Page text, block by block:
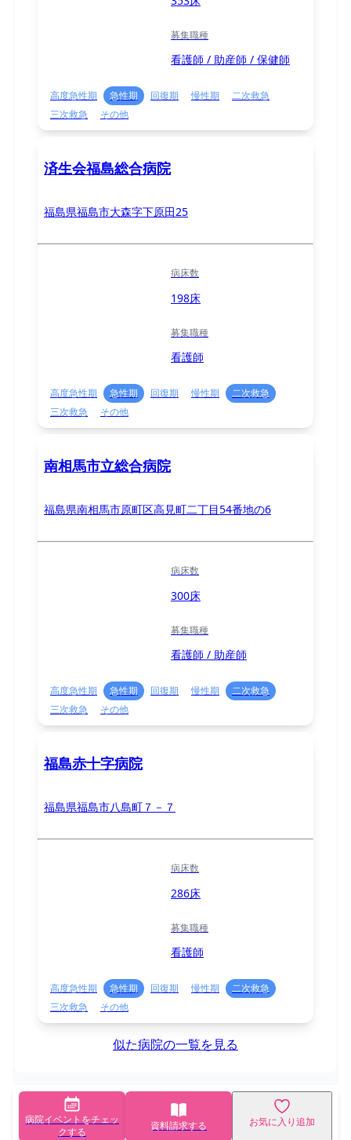
募集職種
看護師 / 助産師 / 保健師
高度急性期 急性期 回復期 慢性期
二次救急
三次救急
その他
済生会福島総合病院
福島県福島市大森字下原田25
病床数
198床
募集職種
看護師
高度急性期 急性期 回復期 慢性期
二次救急
三次救急
その他
南相馬市立総合病院
福島県南相馬市原町区高見町二丁目54番地の6
病床数
300床
募集職種
看護師 / 助産師
高度急性期 急性期 回復期 慢性期
二次救急
三次救急
その他
福島赤十字病院
福島県福島市八島町７－７
病床数
286床
募集職種
看護師
高度急性期 急性期 回復期 慢性期
二次救急
三次救急
その他
似た病院の一覧を見る
病院イベントをチェッ
クする
資料請求する お気に入り追加